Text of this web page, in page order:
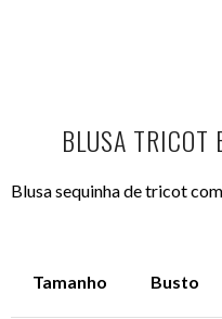
BLUSA TRICOT
Blusa sequinha de tricot
Tamanho Busto